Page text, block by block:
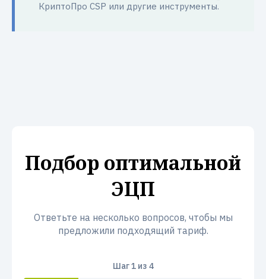
КриптоПро CSP или другие инструменты.
Подбор оптимальной
ЭЦП
Ответьте на несколько вопросов, чтобы мы
предложили подходящий тариф.
Шаг1из 4